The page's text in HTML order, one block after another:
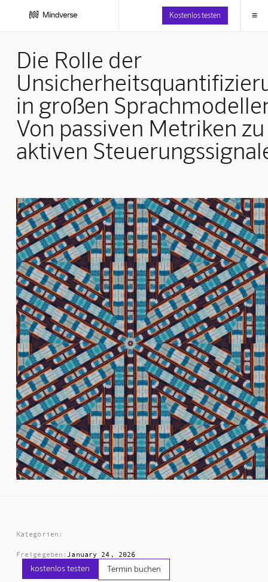
Kostenlos testen ≡
Die Rolle der
in großen
Von passiven Metriken zu
aktiven
Kategorien:
Freigegeben: January 24, 2026
kostenlos testen Termin buchen